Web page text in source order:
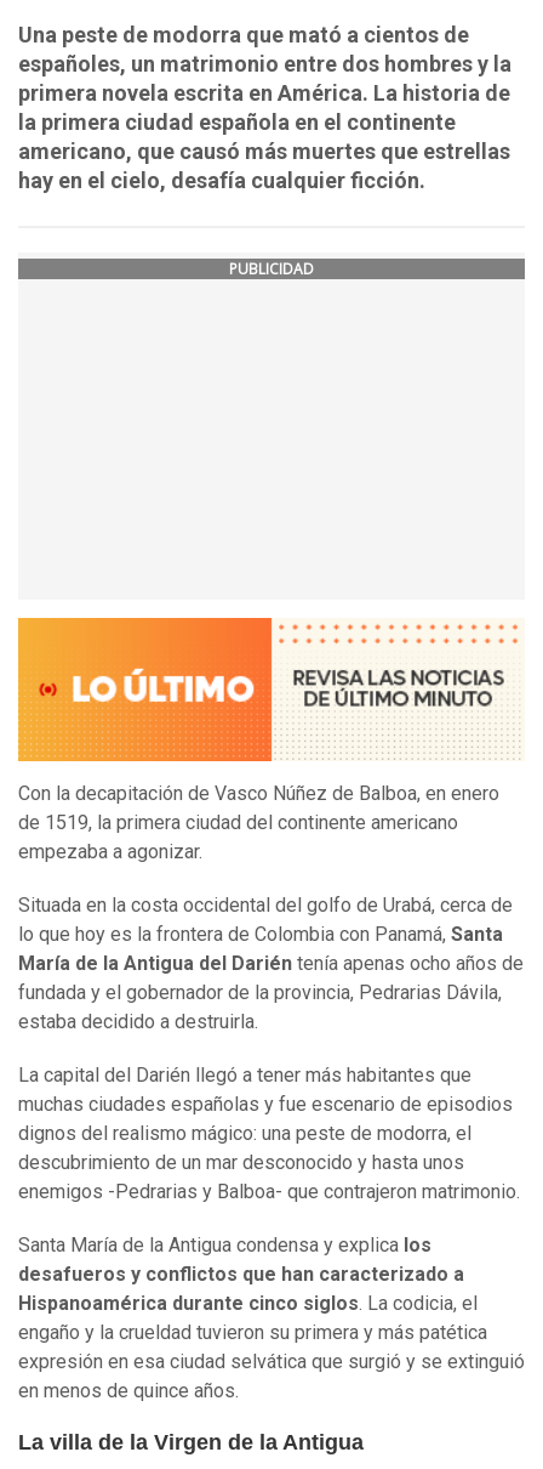
Una peste de modorra que mató a cientos de
españoles, un matrimonio entre dos hombres y la
primera novela escrita en América. La historia de
la primera ciudad española en el continente
americano, que causó más muertes que estrellas
hay en el cielo, desafía cualquier ficción.
PUBLICIDAD
Con la decapitación de Vasco Núñez de Balboa, en enero
de 1519, la primera ciudad del continente americano
empezaba a agonizar.
Situada en la costa occidental del golfo de Urabá, cerca de
lo que hoy es la frontera de Colombia con Panamá, Santa
María de la Antigua del Darién tenía apenas ocho años de
fundada y el gobernador de la provincia, Pedrarias Dávila,
estaba decidido a destruirla.
La capital del Darién llegó a tener más habitantes que
muchas ciudades españolas y fue escenario de episodios
dignos del realismo mágico: una peste de modorra, el
descubrimiento de un mar desconocido y hasta unos
enemigos -Pedrarias y Balboa- que contrajeron matrimonio.
Santa María de la Antigua condensa y explica los
desafueros y conflictos que han caracterizado a
Hispanoamérica durante cinco siglos. La codicia, el
engaño y la crueldad tuvieron su primera y más patética
expresión en esa ciudad selvática que surgió y se extinguió
en menos de quince años.
La villa de la Virgen de la Antigua